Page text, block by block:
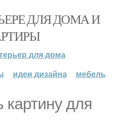
ДЛЯ ДОМА И
для дома
идеи дизайна мебель
картину для